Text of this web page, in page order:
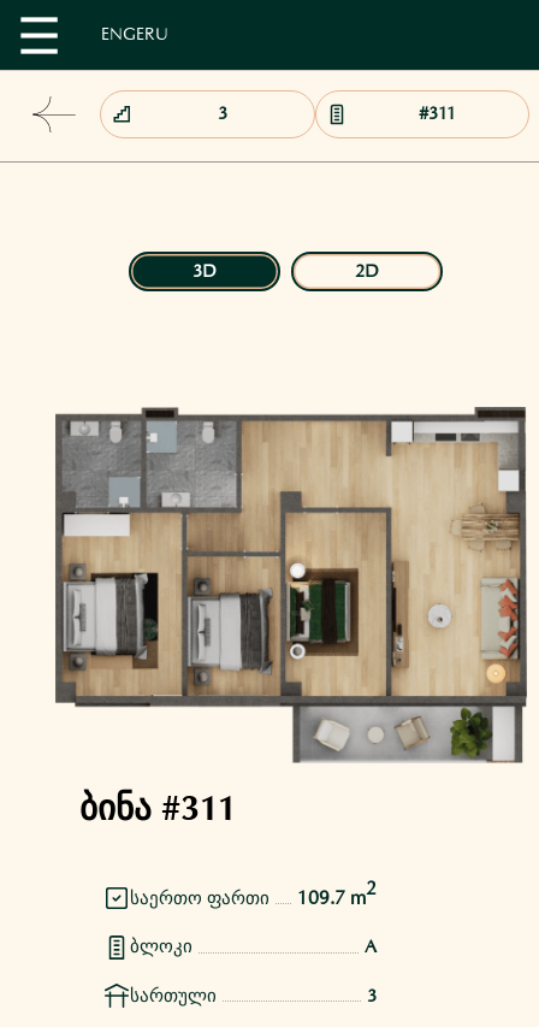
ENGERU
3D 2D
ბინა #311
საერთო ფართი 109.7 m2
ბლოკი A
სართული 3